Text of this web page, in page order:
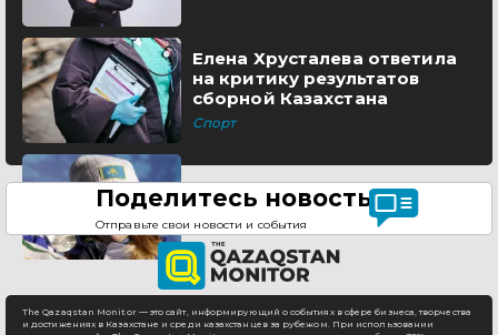
Елена Хрусталева ответила
на критику результатов
сборной Казахстана
Спорт
Поделитесь новостью
Отправьте свои новости и события
The Qazaqstan Monitor — это сайт, информирующий о событиях в сфере бизнеса, творчества
и достижениях в Казахстане и среди казахстанцев за рубежом. При использовании